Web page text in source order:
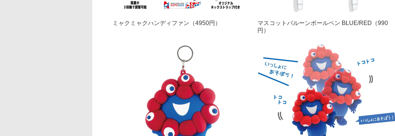
ミャクミャクハンディファン（4950円）
マスコットバルーンボールペン BLUE/RED（990
円）